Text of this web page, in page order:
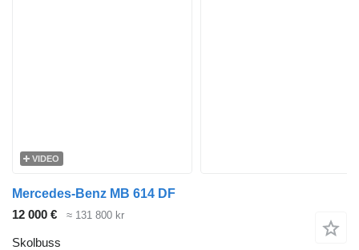
VIDEO
Mercedes-Benz MB 614 DF
12 000 €
≈ 131 800 kr
Skolbuss